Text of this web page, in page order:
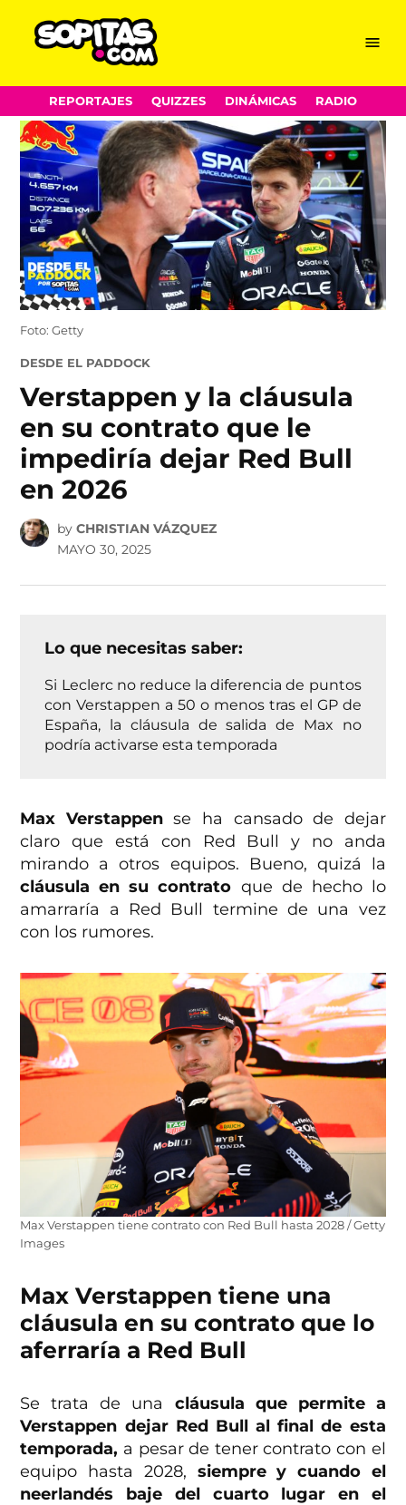
Skip
to
content
Menu
REPORTAJES QUIZZES DINÁMICAS RADIO
Foto: Getty
POSTED
DESDE EL PADDOCK
Verstappen y la cláusula
en su contrato que le
impediría dejar Red Bull
en 2026
by CHRISTIAN VÁZQUEZ
MAYO 30, 2025
Lo que necesitas saber:
Si Leclerc no reduce la diferencia de puntos
con Verstappen a 50 o menos tras el GP de
España, la cláusula de salida de Max no
podría activarse esta temporada
Max Verstappense ha cansado de dejar
claro que está con Red Bull y no anda
mirando a otros equipos. Bueno, quizá la
cláusula en su contrato que de hecho lo
amarraría a Red Bull termine de una vez
con los rumores.
Max Verstappen tiene contrato con Red Bull hasta 2028 / Getty
Images
Max Verstappen tiene una
cláusula en su contrato que lo
aferraría a Red Bull
Se trata de una cláusula que permite a
Verstappen dejar Red Bull al final de esta
temporada, a pesar de tener contrato con el
equipo hasta 2028, siempre y cuando el
neerlandés baje del cuarto lugar en el